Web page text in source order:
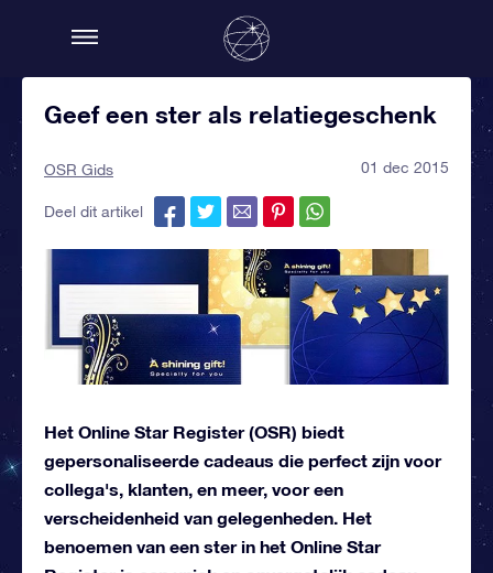
Geef een ster als relatiegeschenk
OSR Gids 01 dec 2015
Deel dit artikel
Het Online Star Register (OSR) biedt
gepersonaliseerde cadeaus die perfect zijn voor
collega's, klanten, en meer, voor een
verscheidenheid van gelegenheden. Het
benoemen van een ster in het Online Star